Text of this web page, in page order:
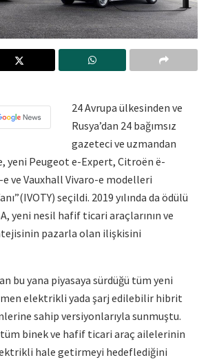
24 Avrupa ülkesinden ve
Rusya’dan 24 bağımsız
gazeteci ve uzmandan
yeni Peugeot e-Expert, Citroën ë-
ve Vauxhall Vivaro-e modelleri
seçildi. 2019 yılında da ödülü
yeni nesil hafif ticari araçlarının ve
pazarla olan ilişkisini
bu yana piyasaya sürdüğü tüm yeni
elektrikli yada şarj edilebilir hibrit
sahip versiyonlarıyla sunmuştu.
tüm binek ve hafif ticari araç ailelerinin
hale getirmeyi hedeflediğini